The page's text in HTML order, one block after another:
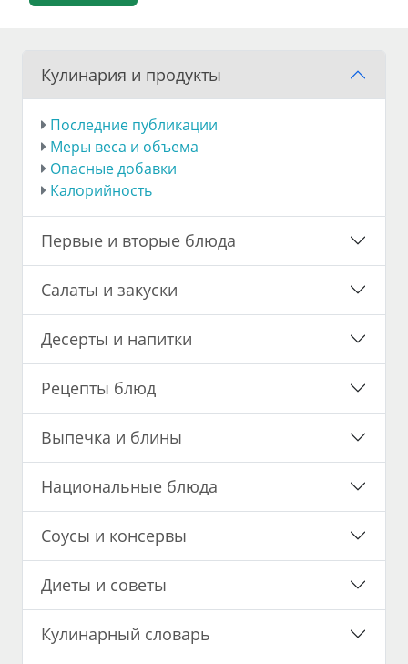
Кулинария и продукты
Последние публикации
Меры веса и объема
Опасные добавки
Калорийность
Первые и вторые блюда
Салаты и закуски
Десерты и напитки
Рецепты блюд
Выпечка и блины
Национальные блюда
Соусы и консервы
Диеты и советы
Кулинарный словарь